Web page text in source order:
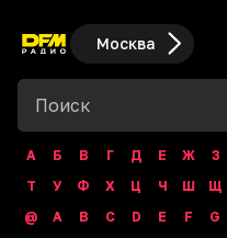
Москва
А Б В Г Д Е Ж З
Т
У Ф Х Ц Ч Ш Щ
@
A B C D E F G